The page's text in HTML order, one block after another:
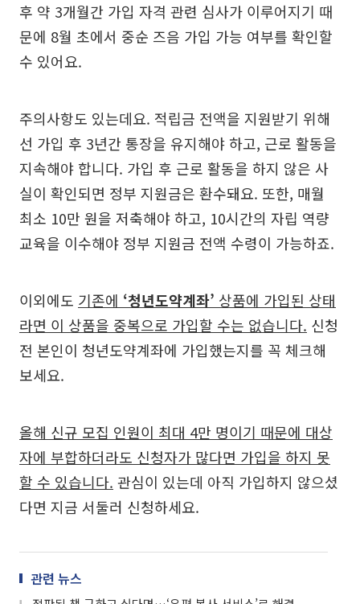
후 약 3개월간 가입 자격 관련 심사가 이루어지기 때
문에 8월 초에서 중순 즈음 가입 가능 여부를 확인할
수 있어요.
주의사항도 있는데요. 적립금 전액을 지원받기 위해
선 가입 후 3년간 통장을 유지해야 하고, 근로 활동을
지속해야 합니다. 가입 후 근로 활동을 하지 않은 사
실이 확인되면 정부 지원금은 환수돼요. 또한, 매월
최소 10만 원을 저축해야 하고, 10시간의 자립 역량
교육을 이수해야 정부 지원금 전액 수령이 가능하죠.
이외에도 기존에 ‘청년도약계좌’ 상품에 가입된 상태
라면 이 상품을 중복으로 가입할 수는 없습니다. 신청
전 본인이 청년도약계좌에 가입했는지를 꼭 체크해
보세요.
올해 신규 모집 인원이 최대 4만 명이기 때문에 대상
자에 부합하더라도 신청자가 많다면 가입을 하지 못
할 수 있습니다. 관심이 있는데 아직 가입하지 않으셨
다면 지금 서둘러 신청하세요.
관련 뉴스